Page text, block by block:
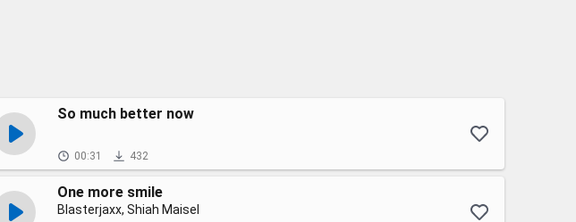
So much better now
00:31 432
One more smile
Blasterjaxx, Shiah Maisel